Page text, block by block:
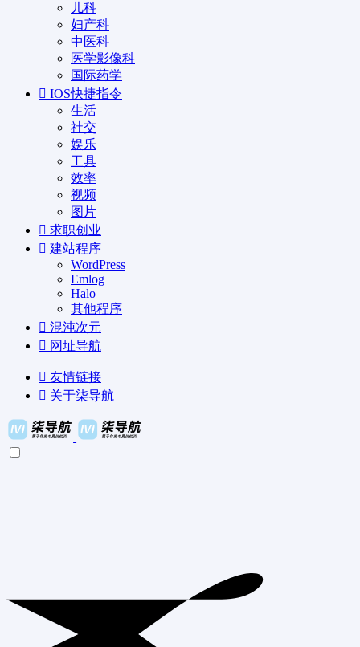
儿科
妇产科
中医科
医学影像科
国际药学
IOS快捷指令
生活
社交
娱乐
工具
效率
视频
图片
求职创业
建站程序
WordPress
Emlog
Halo
其他程序
混沌次元
网址导航
友情链接
关于柒导航